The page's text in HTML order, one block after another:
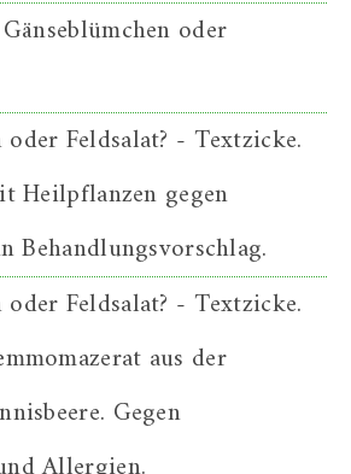
Gänseblümchen oder
oder Feldsalat? - Textzicke.
Heilpflanzen gegen
Behandlungsvorschlag.
oder Feldsalat? - Textzicke.
aus der
Gegen